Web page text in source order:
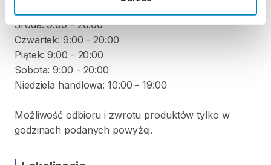
Środa: 9:00 - 20:00
Czwartek: 9:00 - 20:00
Piątek: 9:00 - 20:00
Sobota: 9:00 - 20:00
Niedziela handlowa: 10:00 - 19:00
Możliwość odbioru i zwrotu produktów tylko w
godzinach podanych powyżej.